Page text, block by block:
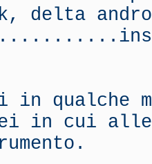
in qualche
in cui